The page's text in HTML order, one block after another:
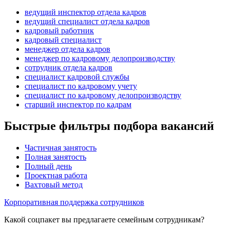
ведущий инспектор отдела кадров
ведущий специалист отдела кадров
кадровый работник
кадровый специалист
менеджер отдела кадров
менеджер по кадровому делопроизводству
сотрудник отдела кадров
специалист кадровой службы
специалист по кадровому учету
специалист по кадровому делопроизводству
старший инспектор по кадрам
Быстрые фильтры подбора вакансий
Частичная занятость
Полная занятость
Полный день
Проектная работа
Вахтовый метод
Корпоративная поддержка сотрудников
Какой соцпакет вы предлагаете семейным сотрудникам?